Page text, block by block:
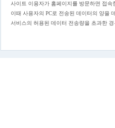
사이트 이용자가 홈페이지를 방문하면 접
이때 사용자의 PC로 전송된 데이터의 양을
서비스의 허용된 데이터 전송량을 초과한